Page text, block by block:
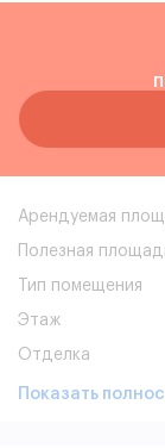
Арендуемая
Полезная
Тип помещения
Этаж
Отделка
Показать